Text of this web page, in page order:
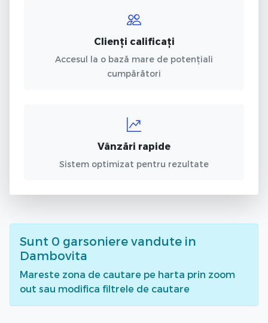
Clienți calificați
Accesul la o bază mare de potențiali
cumpărători
Vânzări rapide
Sistem optimizat pentru rezultate
Sunt 0 garsoniere vandute in
Dambovita
Mareste zona de cautare pe harta prin zoom
out sau modifica filtrele de cautare